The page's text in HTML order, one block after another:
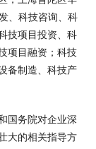
、科技咨询、科
技项目投资、科
项目融资；科技
备制造、科技产
国务院对企业深
大的相关指导方